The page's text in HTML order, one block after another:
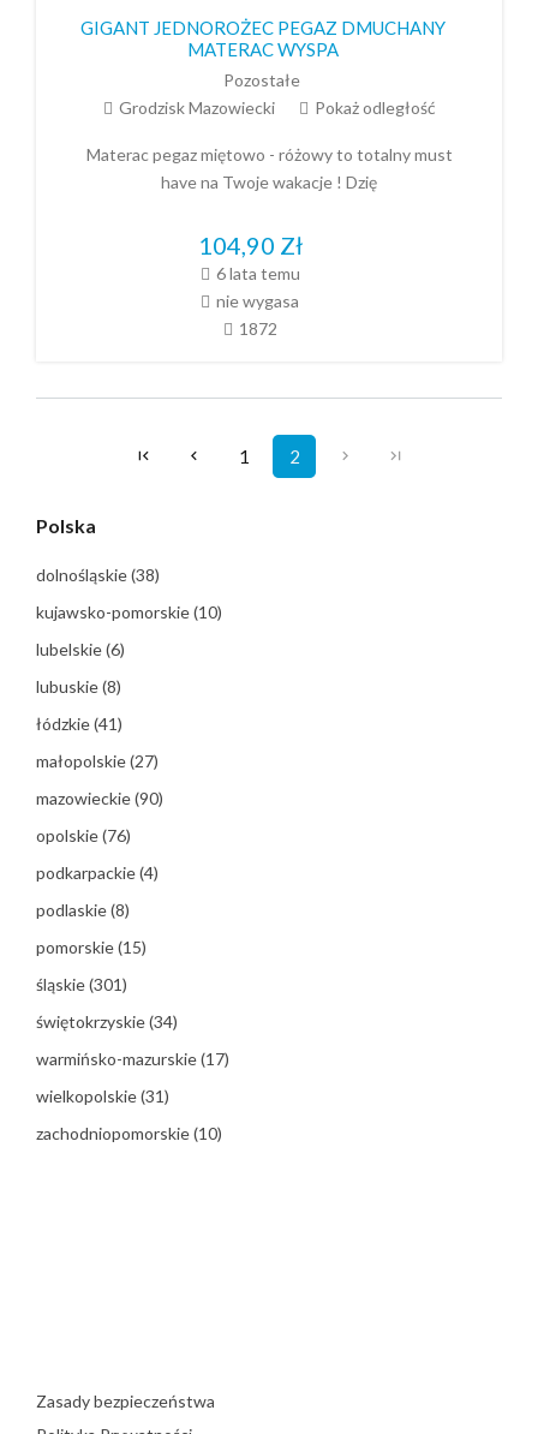
GIGANT JEDNOROŻEC PEGAZ DMUCHANY
MATERAC WYSPA
Pozostałe
Grodzisk Mazowiecki
Pokaż odległość
Materac pegaz miętowo - różowy to totalny must
have na Twoje wakacje ! Dzię
104,90 Zł
6 lata temu
nie wygasa
1872
1 2
Polska
dolnośląskie(38)
kujawsko-pomorskie(10)
lubelskie(6)
lubuskie(8)
łódzkie(41)
małopolskie(27)
mazowieckie(90)
opolskie(76)
podkarpackie(4)
podlaskie(8)
pomorskie(15)
śląskie(301)
świętokrzyskie(34)
warmińsko-mazurskie(17)
wielkopolskie(31)
zachodniopomorskie(10)
Zasady bezpieczeństwa